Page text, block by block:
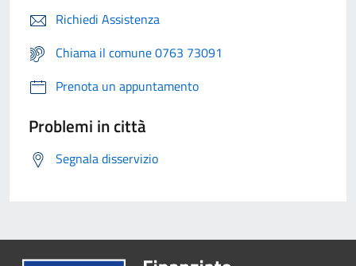
Richiedi Assistenza
Chiama il comune 0763 73091
Prenota un appuntamento
Problemi in città
Segnala disservizio